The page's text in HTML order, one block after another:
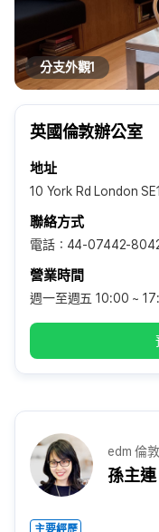
分支外觀1
英國倫敦辦公室
地址
10 York Rd London
聯絡方式
電話：44-07442-
營業時間
週一至週五 10:00 ~
孫主
edm 倫